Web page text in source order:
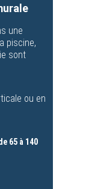
une
piscine,
sont
ou en
65 à 140